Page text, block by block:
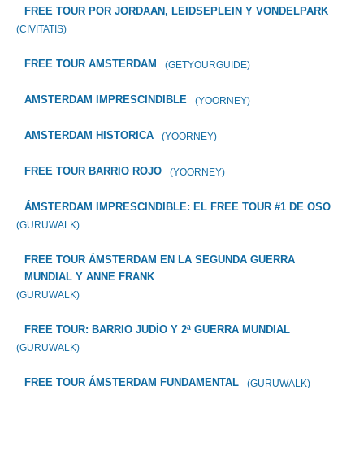
FREE TOUR POR JORDAAN, LEIDSEPLEIN Y VONDELPARK
(CIVITATIS)
FREE TOUR AMSTERDAM (GETYOURGUIDE)
AMSTERDAM IMPRESCINDIBLE (YOORNEY)
AMSTERDAM HISTORICA (YOORNEY)
FREE TOUR BARRIO ROJO (YOORNEY)
ÁMSTERDAM IMPRESCINDIBLE: EL FREE TOUR #1 DE OSO
(GURUWALK)
FREE TOUR ÁMSTERDAM EN LA SEGUNDA GUERRA
MUNDIAL Y ANNE FRANK
(GURUWALK)
FREE TOUR: BARRIO JUDÍO Y 2ª GUERRA MUNDIAL
(GURUWALK)
FREE TOUR ÁMSTERDAM FUNDAMENTAL (GURUWALK)